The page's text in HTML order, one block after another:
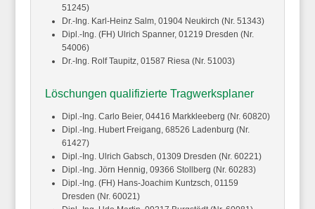
51245)
Dr.-Ing. Karl-Heinz Salm,01904 Neukirch (Nr. 51343)
Dipl.-Ing. (FH) Ulrich Spanner,01219 Dresden (Nr.
54006)
Dr.-Ing. RolfTaupitz,01587 Riesa (Nr. 51003)
Löschungen qualifizierte Tragwerksplaner
Dipl.-Ing. Carlo Beier,04416 Markkleeberg (Nr. 60820)
Dipl.-Ing. Hubert Freigang,68526 Ladenburg (Nr.
61427)
Dipl.-Ing. Ulrich Gabsch,01309 Dresden (Nr. 60221)
Dipl.-Ing. Jörn Hennig,09366 Stollberg (Nr. 60283)
Dipl.-Ing. (FH) Hans-Joachim Kuntzsch,01159
Dresden (Nr. 60021)